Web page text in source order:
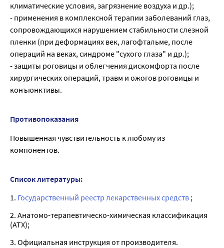
климатические условия, загрязнение воздуха и др.);
- применения в комплексной терапии заболеваний глаз,
сопровождающихся нарушением стабильности слезной
пленки (при деформациях век, лагофтальме, после
операций на веках, синдроме "сухого глаза" и др.);
- защиты роговицы и облегчения дискомфорта после
хирургических операций, травм и ожогов роговицы и
конъюнктивы.
Противопоказания
Повышенная чувствительность к любому из
компонентов.
Список литературы:
1. Государственный реестр лекарственных средств ;
2. Анатомо-терапевтическо-химическая классификация
(ATX);
3. Официальная инструкция от производителя.